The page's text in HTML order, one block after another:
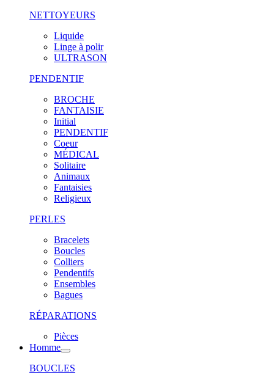
NETTOYEURS
Liquide
Linge à polir
ULTRASON
PENDENTIF
BROCHE
FANTAISIE
Initial
PENDENTIF
Coeur
MÉDICAL
Solitaire
Animaux
Fantaisies
Religieux
PERLES
Bracelets
Boucles
Colliers
Pendentifs
Ensembles
Bagues
RÉPARATIONS
Pièces
Homme
BOUCLES